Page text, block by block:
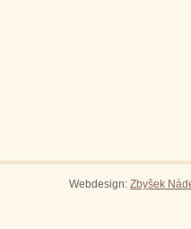
Webdesign: Zbyšek